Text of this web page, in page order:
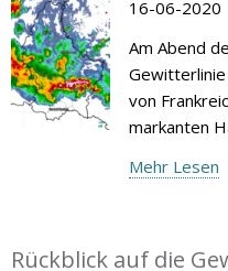
16-06-2020
Am Abend
von
markanten
Mehr Lesen
Rückblick auf die